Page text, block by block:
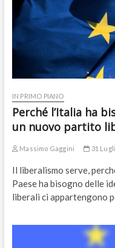
IN PRIMO PIANO
Perché l’Italia ha
un nuovo partito
Massimo Gaggini 31
Il liberalismo serve,
Paese ha bisogno delle
liberali ci appartengono